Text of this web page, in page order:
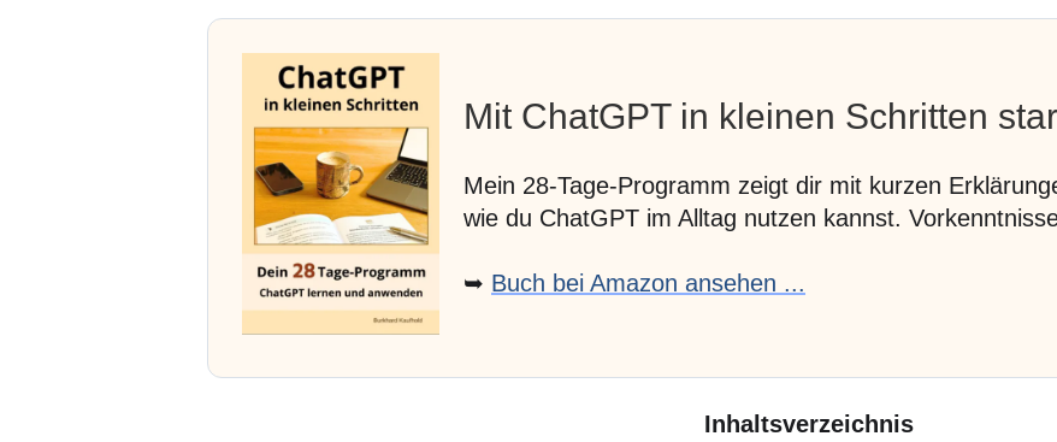
Mit ChatGPT in kleinen Schritten
Mein 28-Tage-Programm zeigt dir mit kurzen
wie du ChatGPT im Alltag nutzen kannst.
➥ Buch bei Amazon ansehen ...
Inhaltsverzeichnis